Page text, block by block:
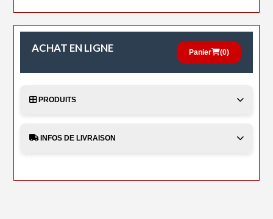
ACHAT EN LIGNE Panier (0)
PRODUITS
INFOS DE LIVRAISON